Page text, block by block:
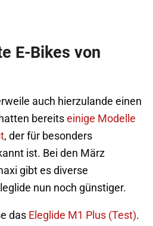
E-Bikes von
auch hierzulande einen
bereits einige Modelle
, der für besonders
ist. Bei den März
gibt es diverse
nun noch günstiger.
das Eleglide M1 Plus (Test).